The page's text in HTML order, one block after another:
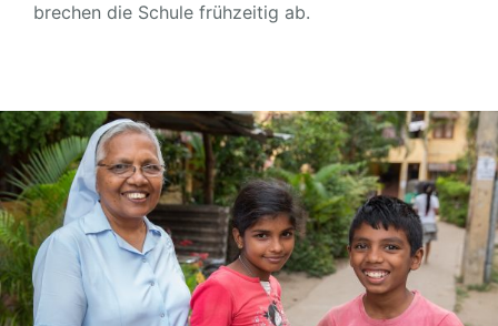
brechen die Schule frühzeitig ab.